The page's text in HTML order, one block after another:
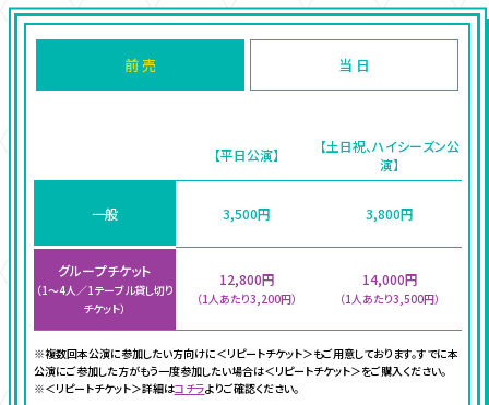
前 売 当 日
【平日公演】
【土日祝、ハイシーズン公
演】
一般 3,500円 3,800円
グループチケット
（1〜4人／1テーブル貸し切り
チケット）
12,800円
（1人あたり3,200円）
14,000円
（1人あたり3,500円）
※複数回本公演に参加したい方向けに＜リピートチケット＞もご用意しております。すでに本
公演にご参加した方がもう一度参加したい場合は＜リピートチケット＞をご購入ください。
※＜リピートチケット＞詳細はコチラよりご確認ください。